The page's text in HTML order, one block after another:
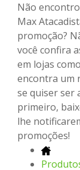
Não
Max
promoção?
você confira
em lojas
encontra um
se quiser ser
primeiro,
lhe
promoções!